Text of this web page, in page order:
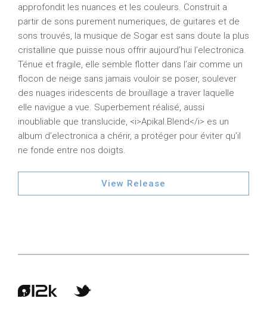
approfondit les nuances et les couleurs. Construit a
partir de sons purement numeriques, de guitares et de
sons trouvés, la musique de Sogar est sans doute la plus
cristalline que puisse nous offrir aujourd’hui l’electronica.
Ténue et fragile, elle semble flotter dans l’air comme un
flocon de neige sans jamais vouloir se poser, soulever
des nuages iridescents de brouillage a traver laquelle
elle navigue a vue. Superbement réalisé, aussi
inoubliable que translucide, <i>Apikal.Blend</i> es un
album d’electronica a chérir, a protéger pour éviter qu’il
ne fonde entre nos doigts.
View Release